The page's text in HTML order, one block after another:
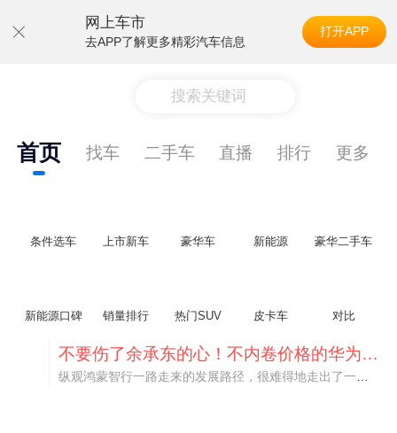
网上车市
去APP了解更多精彩汽车信息
打开APP
搜索关键词
首页 找车 二手车 直播 排行 更多
条件选车 上市新车 豪华车 新能源 豪华二手车
新能源口碑 销量排行 热门SUV 皮卡车 对比
不要伤了余承东的心！不内卷价格的华为，弥足珍贵！